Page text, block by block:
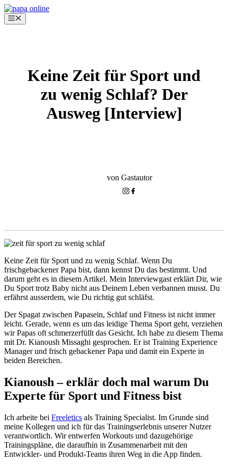
Zum
Inhalt
springen
Menü
Keine Zeit für Sport und
zu wenig Schlaf? Der
Ausweg [Interview]
von Gastautor
Keine Zeit für Sport und zu wenig Schlaf. Wenn Du
frischgebackener Papa bist, dann kennst Du das bestimmt. Und
darum geht es in diesem Artikel. Mein Interviewgast erklärt Dir, wie
Du Sport trotz Baby nicht aus Deinem Leben verbannen musst. Du
erfährst ausserdem, wie Du richtig gut schläfst.
Der Spagat zwischen Papasein, Schlaf und Fitness ist nicht immer
leicht. Gerade, wenn es um das leidige Thema Sport geht, verziehen
wir Papas oft schmerzerfüllt das Gesicht. Ich habe zu diesem Thema
mit Dr. Kianoush Missaghi gesprochen. Er ist Training Experience
Manager und frisch gebackener Papa und damit ein Experte in
beiden Bereichen.
Kianoush – erklär doch mal warum Du
Experte für Sport und Fitness bist
Ich arbeite bei Freeletics als Training Specialist. Im Grunde sind
meine Kollegen und ich für das Trainingserlebnis unserer Nutzer
verantwortlich. Wir entwerfen Workouts und dazugehörige
Trainingspläne, die daraufhin in Zusammenarbeit mit den
Entwickler- und Produkt-Teams ihren Weg in die App finden.